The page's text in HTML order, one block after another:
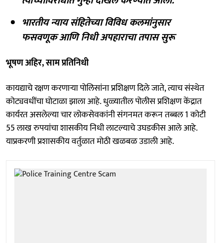
भारतीय न्याय संहितेच्या विविध कलमांनुसार
फसवणूक आणि निधी अपहाराचा तपास सुरू
भूषण अहिर, साम प्रतिनिधी
कायद्याचे रक्षण करणाऱ्या पोलिसांना प्रशिक्षण दिले जाते, त्याच संस्थेत
कोट्यवधींचा घोटाळा झाला आहे. धुळ्यातील पोलीस प्रशिक्षण केंद्रात
कार्यरत असलेल्या चार लोकसेवकांनी संगनमत करून तब्बल 1 कोटी
55 लाख रुपयांचा शासकीय निधी लाटल्याचे उघडकीस आले आहे.
याप्रकरणी प्रशासकीय वर्तुळात मोठी खळबळ उडाली आहे.